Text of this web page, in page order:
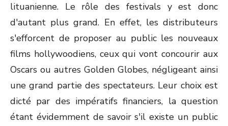
lituanienne. Le rôle des festivals y est donc
d'autant plus grand. En effet, les distributeurs
s'efforcent de proposer au public les nouveaux
films hollywoodiens, ceux qui vont concourir aux
Oscars ou autres Golden Globes, négligeant ainsi
une grand partie des spectateurs. Leur choix est
dicté par des impératifs financiers, la question
étant évidemment de savoir s'il existe un public